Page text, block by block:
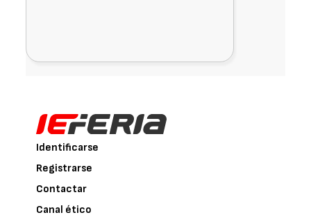
Identificarse
Registrarse
Contactar
Canal ético